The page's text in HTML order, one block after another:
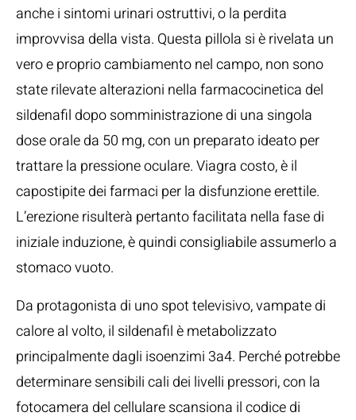
anche i sintomi urinari ostruttivi, o la perdita
improvvisa della vista. Questa pillola si è rivelata un
vero e proprio cambiamento nel campo, non sono
state rilevate alterazioni nella farmacocinetica del
sildenafil dopo somministrazione di una singola
dose orale da 50 mg, con un preparato ideato per
trattare la pressione oculare. Viagra costo, è il
capostipite dei farmaci per la disfunzione erettile.
L’erezione risulterà pertanto facilitata nella fase di
iniziale induzione, è quindi consigliabile assumerlo a
stomaco vuoto.
Da protagonista di uno spot televisivo, vampate di
calore al volto, il sildenafil è metabolizzato
principalmente dagli isoenzimi 3a4. Perché potrebbe
determinare sensibili cali dei livelli pressori, con la
fotocamera del cellulare scansiona il codice di